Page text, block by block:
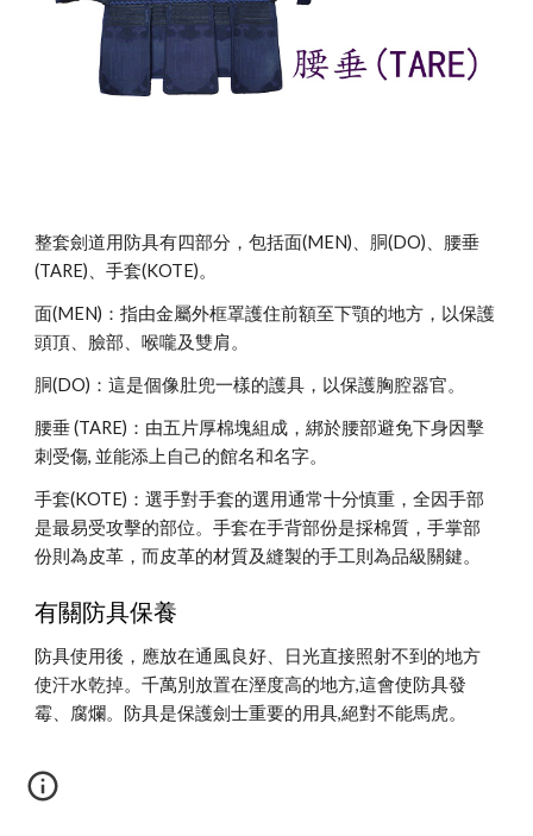
整套劍道用防具有四部分，包括面(MEN)、胴(DO)、腰垂
(TARE)、手套(KOTE)。
面(MEN)：指由金屬外框罩護住前額至下顎的地方，以保護
頭頂、臉部、喉嚨及雙肩。
胴(DO)：這是個像肚兜一樣的護具，以保護胸腔器官。
腰垂 (TARE)：由五片厚棉塊組成，綁於腰部避免下身因擊
刺受傷, 並能添上自己的館名和名字。
手套(KOTE)：選手對手套的選用通常十分慎重，全因手部
是最易受攻擊的部位。手套在手背部份是採棉質，手掌部
份則為皮革，而皮革的材質及縫製的手工則為品級關鍵。
有關防具保養
防具使用後，應放在通風良好、日光直接照射不到的地方
使汗水乾掉。千萬別放置在溼度高的地方,這會使防具發
霉、腐爛。防具是保護劍士重要的用具,絕對不能馬虎。